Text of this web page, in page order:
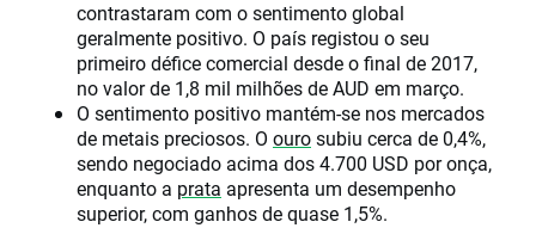
contrastaram com o sentimento global
geralmente positivo. O país registou o seu
primeiro défice comercial desde o final de 2017,
no valor de 1,8 mil milhões de AUD em março.
O sentimento positivo mantém-se nos mercados
de metais preciosos. O ourosubiu cerca de 0,4%,
sendo negociado acima dos 4.700 USD por onça,
enquanto a prata apresenta um desempenho
superior, com ganhos de quase 1,5%.